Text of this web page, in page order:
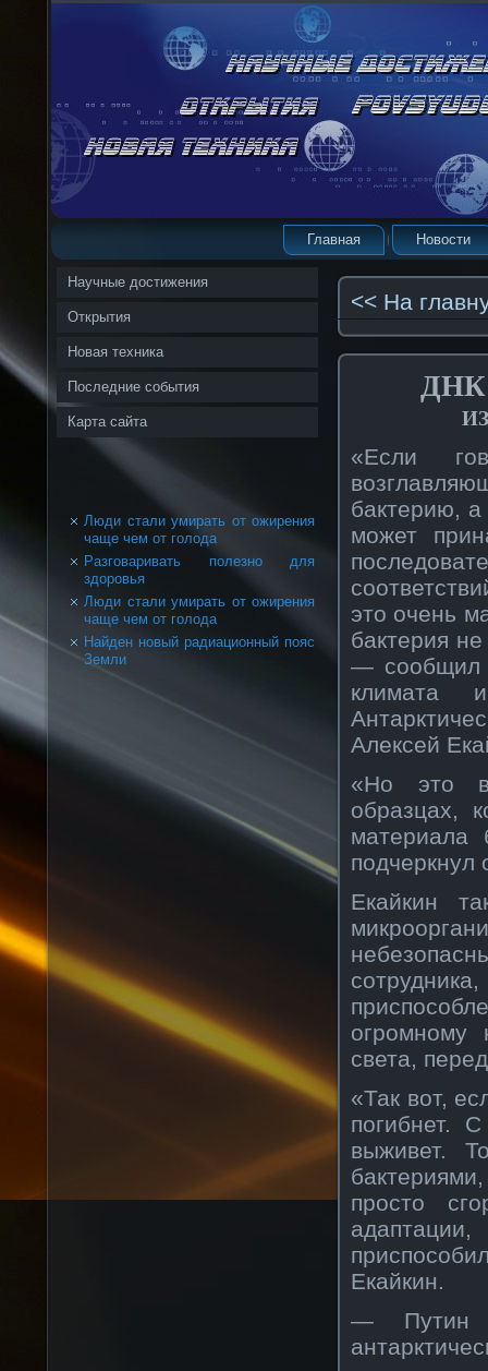
Главная Новости
Научные достижения
Открытия
Новая техника
Последние события
Карта сайта
Люди стали умирать от ожирения
чаще чем от голода
Разговаривать полезно для
здоровья
Люди стали умирать от ожирения
чаще чем от голода
Найден новый радиационный пояс
Земли
<< На
ДНК
«Если
бактерию, а
может
это очень
бактерия
— сообщил
климата
Алексей
«Но это
образцах,
подчеркнул
Екайкин
огромному
света,
«Так вот,
погибнет.
выживет.
просто
Екайкин.
— Путин